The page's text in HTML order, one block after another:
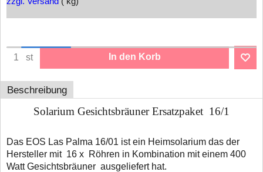
st In den Korb
Beschreibung
Solarium Gesichtsbräuner Ersatzpaket 16/1
Das EOS Las Palma 16/01 ist ein Heimsolarium das der
Hersteller mit 16 x Röhren in Kombination mit einem 400
Watt Gesichtsbräuner ausgeliefert hat.